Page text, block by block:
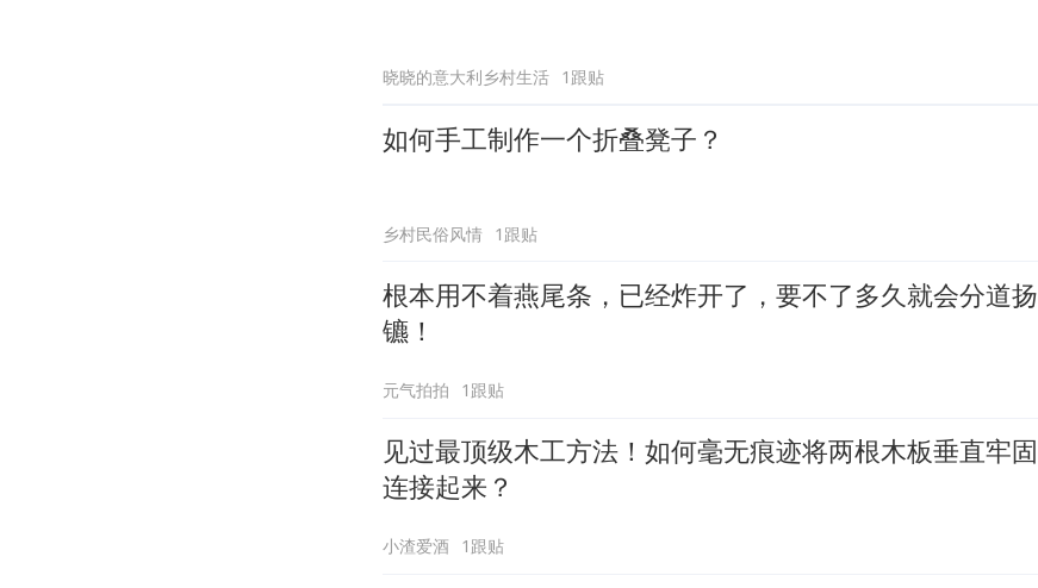
晓晓的意大利乡村生活 1跟贴
如何手工制作一个折叠凳子？
乡村民俗风情 1跟贴
根本用不着燕尾条，已经炸开了，要不了多久就会分道扬
镳！
元气拍拍 1跟贴
见过最顶级木工方法！如何毫无痕迹将两根木板垂直牢固
连接起来？
小渣爱酒 1跟贴